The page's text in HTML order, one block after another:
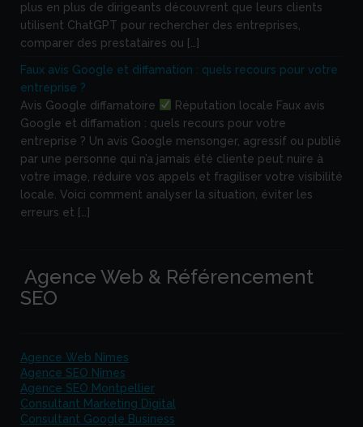
plus en plus de dirigeants découvrent que leurs clients
utilisent ChatGPT pour rechercher des entreprises,
comparer des prestataires ou […]
Faux avis Google et diffamation : quels recours pour votre
entreprise ?
Avis Google diffamatoire
Réputation locale Faux avis
Google et diffamation : quels recours pour votre
entreprise ? Un avis Google mensonger, agressif ou publié
par une personne qui n’a jamais été cliente peut nuire à
votre image, réduire vos appels et fragiliser votre visibilité
locale. Voici comment analyser la situation, éviter les
erreurs et […]
Agence Web & Référencement
SEO
Agence Web Nîmes
Agence SEO Nîmes
Agence SEO Montpellier
Consultant Marketing Digital
Consultant Google Business